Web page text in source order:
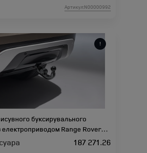
Артикул:N00000992
буксирувального
електроприводом Range Rover
2020)
187 271.26